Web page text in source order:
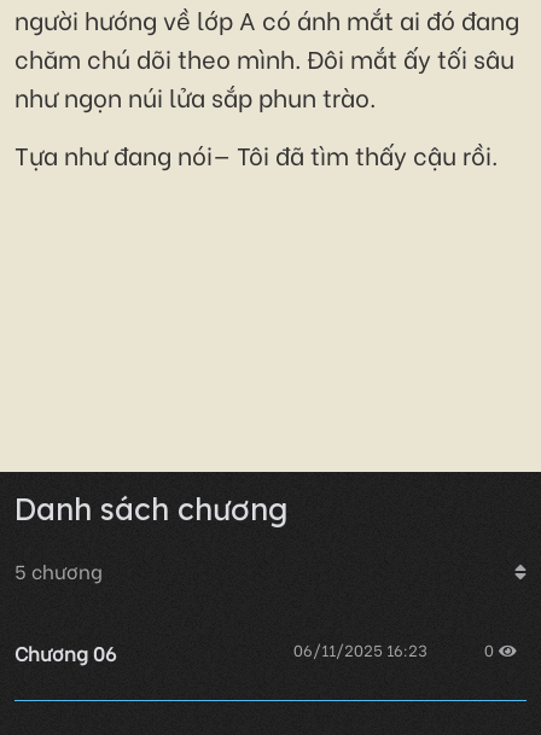
người hướng về lớp A có ánh mắt ai đó đang
chăm chú dõi theo mình. Đôi mắt ấy tối sâu
như ngọn núi lửa sắp phun trào.
Tựa như đang nói— Tôi đã tìm thấy cậu rồi.
Danh sách chương
5 chương
Chương 06 06/11/2025 16:23 0